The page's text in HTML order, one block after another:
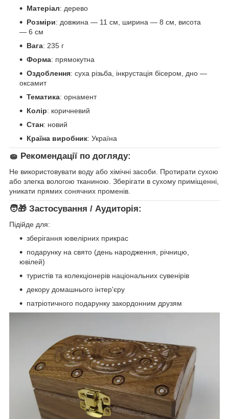
Матеріал: дерево
Розміри: довжина — 11 см, ширина — 8 см, висота
— 6 см
Вага: 235 г
Форма: прямокутна
Оздоблення: суха різьба, інкрустація бісером, дно —
оксамит
Тематика: орнамент
Колір: коричневий
Стан: новий
Країна виробник: Україна
🧽 Рекомендації по догляду:
Не використовувати воду або хімічні засоби. Протирати сухою
або злегка вологою тканиною. Зберігати в сухому приміщенні,
уникати прямих сонячних променів.
🧑‍🎁 Застосування / Аудиторія:
Підійде для:
зберігання ювелірних прикрас
подарунку на свято (день народження, річницю,
ювілей)
туристів та колекціонерів національних сувенірів
декору домашнього інтер'єру
патріотичного подарунку закордонним друзям